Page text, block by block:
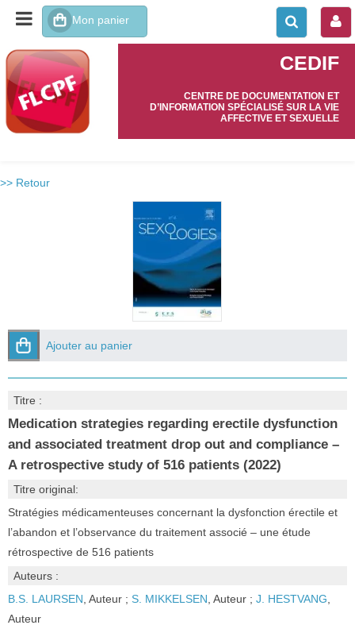
CEDIF
CENTRE DE DOCUMENTATION ET
D’INFORMATION SPÉCIALISÉ SUR LA VIE
AFFECTIVE ET SEXUELLE
>> Retour
Ajouter au panier
Titre :
Medication strategies regarding erectile dysfunction
and associated treatment drop out and compliance –
A retrospective study of 516 patients (2022)
Titre original:
Stratégies médicamenteuses concernant la dysfonction érectile et
l’abandon et l’observance du traitement associé – une étude
rétrospective de 516 patients
Auteurs :
B.S. LAURSEN , Auteur ; S. MIKKELSEN , Auteur ; J. HESTVANG
Auteur